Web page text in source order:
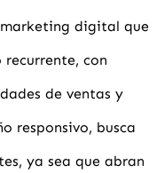
digital que
con
de ventas y
responsivo, busca
ya sea que abran